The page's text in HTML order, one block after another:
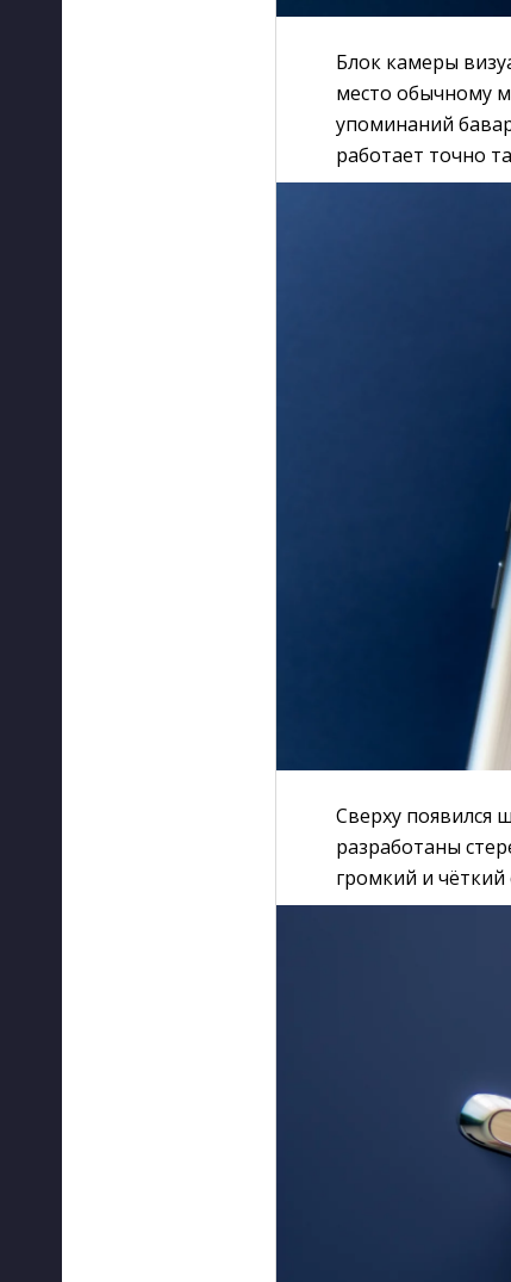
Блок камеры
место обычному
упоминаний
работает точно
Сверху появился
разработаны
громкий и